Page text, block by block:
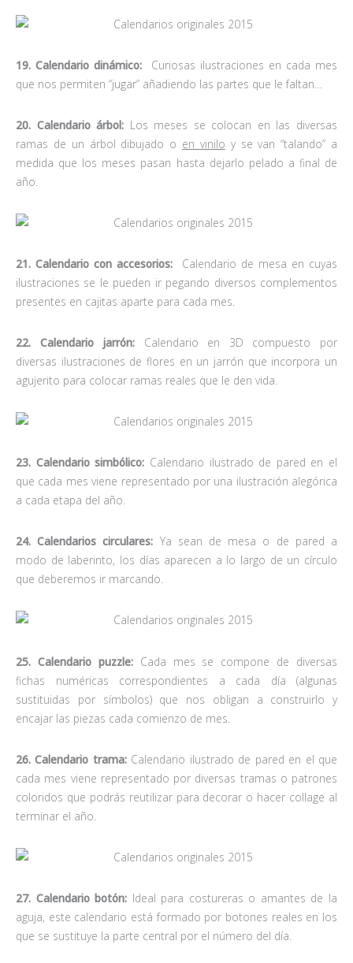
19. Calendario dinámico:
Curiosas ilustraciones en cada mes
que nos permiten “jugar” añadiendo las partes que le faltan…
20. Calendario árbol: Los meses se colocan en las diversas
ramas de un árbol dibujado o en vinilo y se van “talando” a
medida que los meses pasan hasta dejarlo pelado a final de
año.
21. Calendario con accesorios:
Calendario de mesa en cuyas
ilustraciones se le pueden ir pegando diversos complementos
presentes en cajitas aparte para cada mes.
22. Calendario jarrón: Calendario en 3D compuesto por
diversas ilustraciones de flores en un jarrón que incorpora un
agujerito para colocar ramas reales que le den vida.
23. Calendario simbólico: Calendario ilustrado de pared en el
que cada mes viene representado por una ilustración alegórica
a cada etapa del año.
24. Calendarios circulares: Ya sean de mesa o de pared a
modo de laberinto, los días aparecen a lo largo de un círculo
que deberemos ir marcando.
25. Calendario puzzle: Cada mes se compone de diversas
fichas numéricas correspondientes a cada día (algunas
sustituidas por símbolos) que nos obligan a construirlo y
encajar las piezas cada comienzo de mes.
26. Calendario trama: Calendario ilustrado de pared en el que
cada mes viene representado por diversas tramas o patrones
coloridos que podrás reutilizar para decorar o hacer collage al
terminar el año.
27. Calendario botón: Ideal para costureras o amantes de la
aguja, este calendario está formado por botones reales en los
que se sustituye la parte central por el número del día.